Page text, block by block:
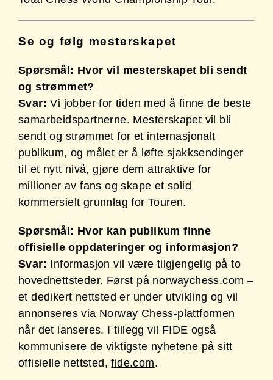
Se og følg mesterskapet
Spørsmål: Hvor vil mesterskapet bli sendt
og strømmet?
Svar: Vi jobber for tiden med å finne de beste
samarbeidspartnerne. Mesterskapet vil bli
sendt og strømmet for et internasjonalt
publikum, og målet er å løfte sjakksendinger
til et nytt nivå, gjøre dem attraktive for
millioner av fans og skape et solid
kommersielt grunnlag for Touren.
Spørsmål: Hvor kan publikum finne
offisielle oppdateringer og informasjon?
Svar: Informasjon vil være tilgjengelig på to
hovednettsteder. Først på norwaychess.com –
et dedikert nettsted er under utvikling og vil
annonseres via Norway Chess-plattformen
når det lanseres. I tillegg vil FIDE også
kommunisere de viktigste nyhetene på sitt
offisielle nettsted,fide.com.